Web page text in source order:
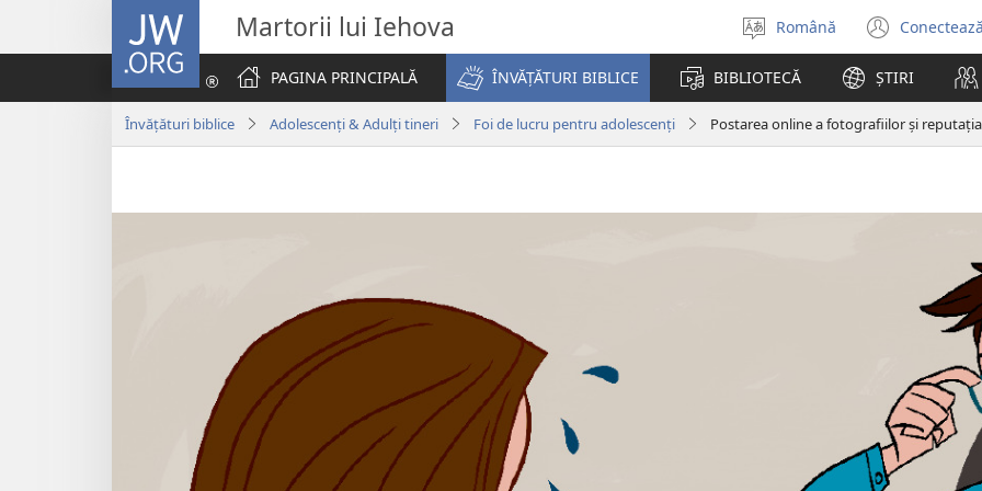
JW.ORG Martorii lui Iehova
Selectaţi
limba
Română
(se
nouă)
PAGINA PRINCIPALĂ
ÎNVĂȚĂTURI BIBLICE BIBLIOTECĂ ȘTIRI
Învățături biblice Adolescenți & Adulți tineri Foi de lucru pentru adolescenți Postarea online a fotografiilor și